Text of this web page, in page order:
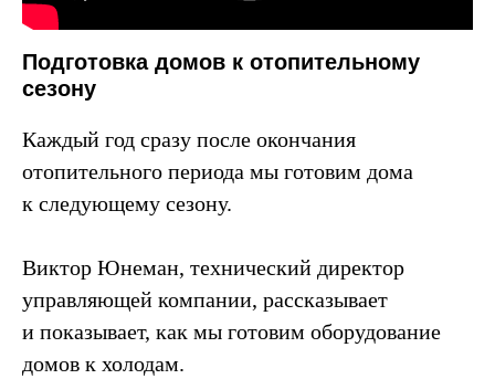
Подготовка домов к отопительному
сезону
Каждый год сразу после окончания
отопительного периода мы готовим дома
к следующему сезону.
Виктор Юнеман, технический директор
управляющей компании, рассказывает
и показывает, как мы готовим оборудование
домов к холодам.